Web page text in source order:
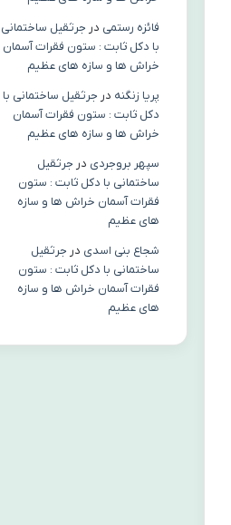
فائزه رستمی در جرثقیل ساختمانی
با دکل ثابت : ستون فقرات آسمان
خراش ها و سازه های عظیم
پریا زنگنه در جرثقیل ساختمانی با
دکل ثابت : ستون فقرات آسمان
خراش ها و سازه های عظیم
سپهر بروجردی در جرثقیل
ساختمانی با دکل ثابت : ستون
فقرات آسمان خراش ها و سازه
های عظیم
شجاع بنی اسدی در جرثقیل
ساختمانی با دکل ثابت : ستون
فقرات آسمان خراش ها و سازه
های عظیم